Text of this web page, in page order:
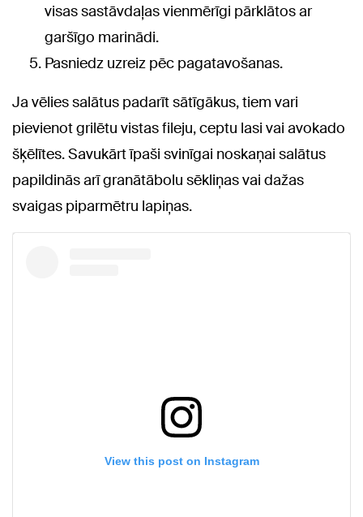
visas sastāvdaļas vienmērīgi pārklātos ar
garšīgo marinādi.
Pasniedz uzreiz pēc pagatavošanas.
Ja vēlies salātus padarīt sātīgākus, tiem vari
pievienot grilētu vistas fileju, ceptu lasi vai avokado
šķēlītes. Savukārt īpaši svinīgai noskaņai salātus
papildinās arī granātābolu sēkliņas vai dažas
svaigas piparmētru lapiņas.